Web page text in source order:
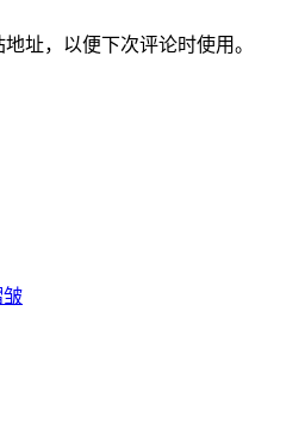
址，以便下次评论时使用。
皱